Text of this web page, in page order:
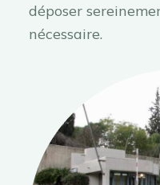
déposer
nécessaire.